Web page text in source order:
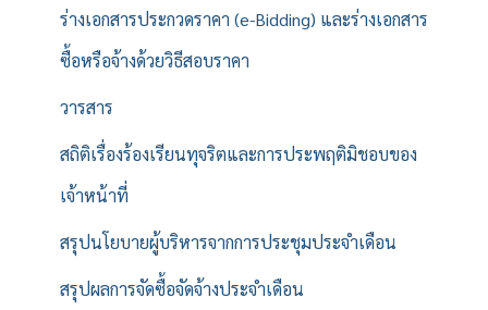
ร่างเอกสารประกวดราคา (e-Bidding) และร่างเอกสาร
ซื้อหรือจ้างด้วยวิธีสอบราคา
วารสาร
สถิติเรื่องร้องเรียนทุจริตและการประพฤติมิชอบของ
เจ้าหน้าที่
สรุปนโยบายผู้บริหารจากการประชุมประจำเดือน
สรุปผลการจัดซื้อจัดจ้างประจำเดือน